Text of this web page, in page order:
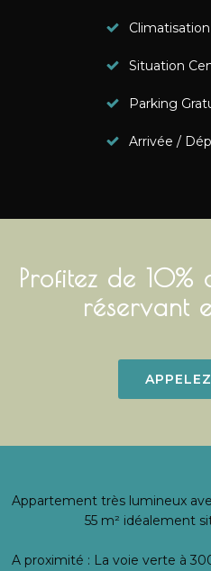
Climatisation
Situation
Parking
Arrivée /
Profitez de
réservant
Appartement très lumineux
55 m² idéalement
A proximité : La voie verte à